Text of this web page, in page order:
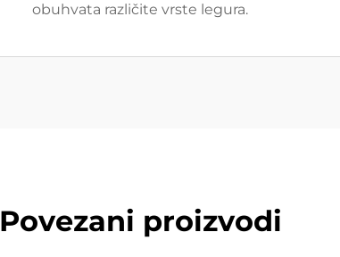
obuhvata različite vrste legura.
Povezani proizvodi